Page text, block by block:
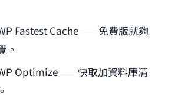
Fastest Cache——免費版就夠
。
Optimize——快取加資料庫清